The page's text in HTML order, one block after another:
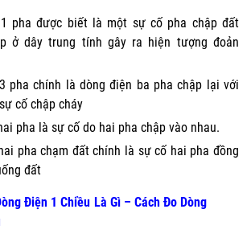
1 pha được biết là một sự cố pha chập đất
ở dây trung tính gây ra hiện tượng đoản
pha chính là dòng điện ba pha chập lại với
cố chập cháy
pha là sự cố do hai pha chập vào nhau.
pha chạm đất chính là sự cố hai pha đồng
đất
Điện 1 Chiều Là Gì– Cách Đo Dòng